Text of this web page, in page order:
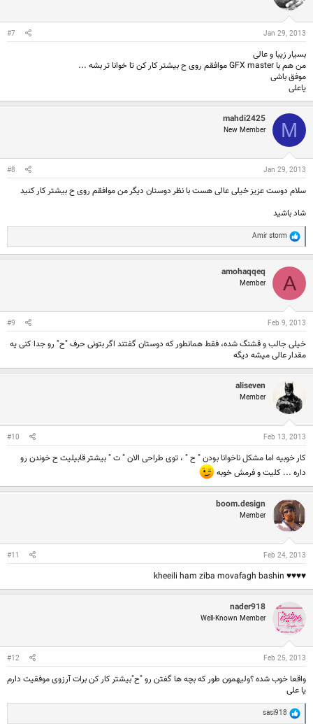
Jan 29, 2013
#7
بسیار زیبا و عالی
من هم با GFX master موافقم روی ح بیشتر کار کن تا خوانا تر بشه ...
موفق باشی
یاعلی
M
mahdi2425
New Member
Jan 29, 2013
#8
سلام دوست عزیز خیلی عالی هست با نظر دوستان دیگر من موافقم روی ح بیشتر کار کنید
شاد باشید
R
e
a
c
i
o
n
:
Amir storm
A
amohaqqeq
Member
Feb 9, 2013
#9
خیلی جالب و قشنگ شده، فقط همانطور که دوستان گفتند اگر بتونی حرف "ح" رو جدا کنی یه
مقدار عالی میشه دیگه
aliseven
Member
Feb 13, 2013
#10
کار خوبیه اما مشکل ناخوانا بودن " ح " ، توی طراحی الان " ت " بیشتر قابیلیت ح خوندن رو
داره ... کلیت و فرمش خوبه
boom.design
Member
Feb 24, 2013
#11
♥♥♥♥ kheeili ham ziba movafagh bashin
nader918
Well-Known Member
Feb 25, 2013
#12
واقعا خوب شده ؟ولیهمون طور که بچه ها گفتن رو "ح"بیشتر کار کن برات آرزوی موفقیت دارم
یا علی
R
sasi918